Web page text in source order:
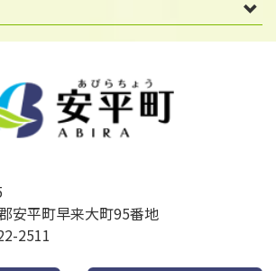
安平町早来大町95番地
2511